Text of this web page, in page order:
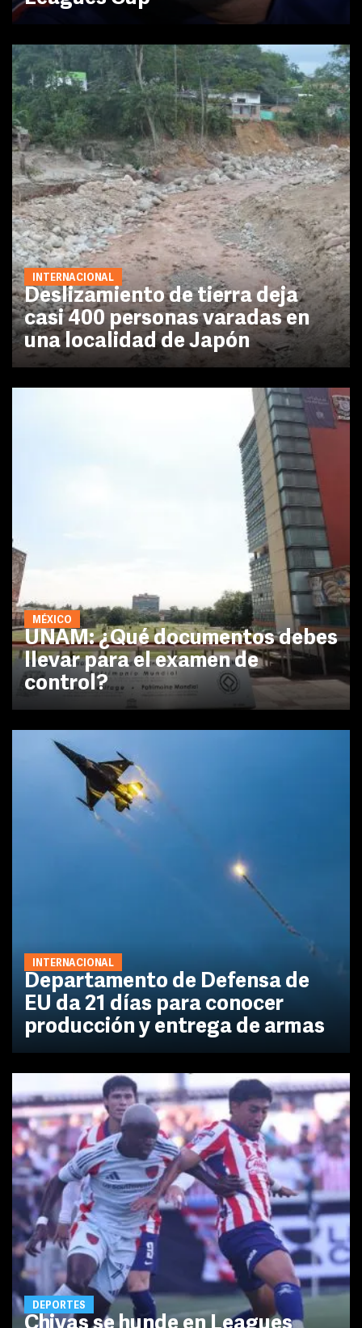
INTERNACIONAL
Deslizamiento de tierra deja
casi 400 personas varadas en
una localidad de Japón
MÉXICO
UNAM: ¿Qué documentos debes
llevar para el examen de
control?
INTERNACIONAL
Departamento de Defensa de
EU da 21 días para conocer
producción y entrega de armas
DEPORTES